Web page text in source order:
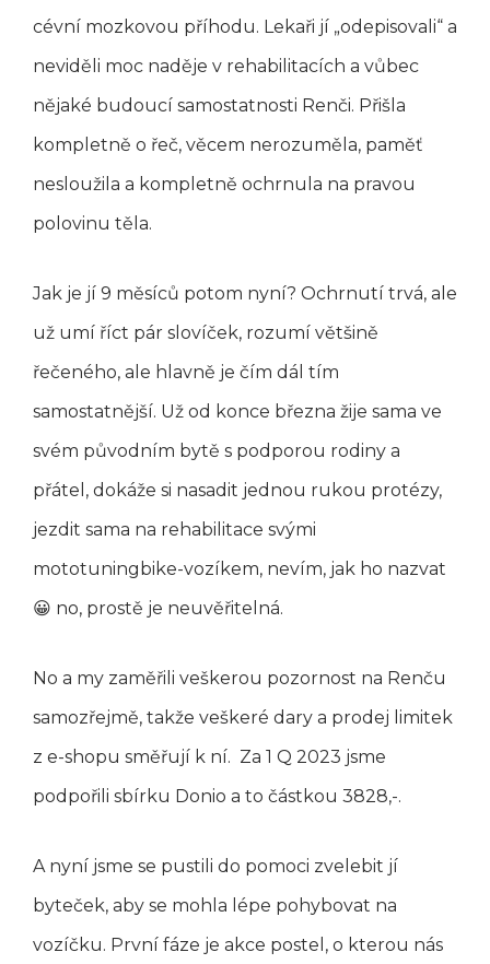
cévní mozkovou příhodu. Lekaři jí „odepisovali“ a
neviděli moc naděje v rehabilitacích a vůbec
nějaké budoucí samostatnosti Renči. Přišla
kompletně o řeč, věcem nerozuměla, paměť
nesloužila a kompletně ochrnula na pravou
polovinu těla.
Jak je jí 9 měsíců potom nyní? Ochrnutí trvá, ale
už umí říct pár slovíček, rozumí většině
řečeného, ale hlavně je čím dál tím
samostatnější. Už od konce března žije sama ve
svém původním bytě s podporou rodiny a
přátel, dokáže si nasadit jednou rukou protézy,
jezdit sama na rehabilitace svými
mototuningbike-vozíkem, nevím, jak ho nazvat
😀 no, prostě je neuvěřitelná.
No a my zaměřili veškerou pozornost na Renču
samozřejmě, takže veškeré dary a prodej limitek
z e-shopu směřují k ní. Za 1 Q 2023 jsme
podpořili sbírku Donio a to částkou 3828,-.
A nyní jsme se pustili do pomoci zvelebit jí
byteček, aby se mohla lépe pohybovat na
vozíčku. První fáze je akce postel, o kterou nás